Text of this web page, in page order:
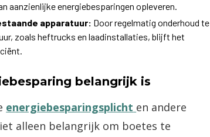
aanzienlijke energiebesparingen opleveren.
apparatuur: Door regelmatig onderhoud te
zoals heftrucks en laadinstallaties, blijft het
belangrijk is
energiebesparingsplicht en andere
alleen belangrijk om boetes te